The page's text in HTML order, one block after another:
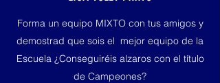
Forma un equipo MIXTO con tus amigos y
demostrad que sois el mejor equipo de la
Escuela ¿Conseguiréis alzaros con el título
de Campeones?